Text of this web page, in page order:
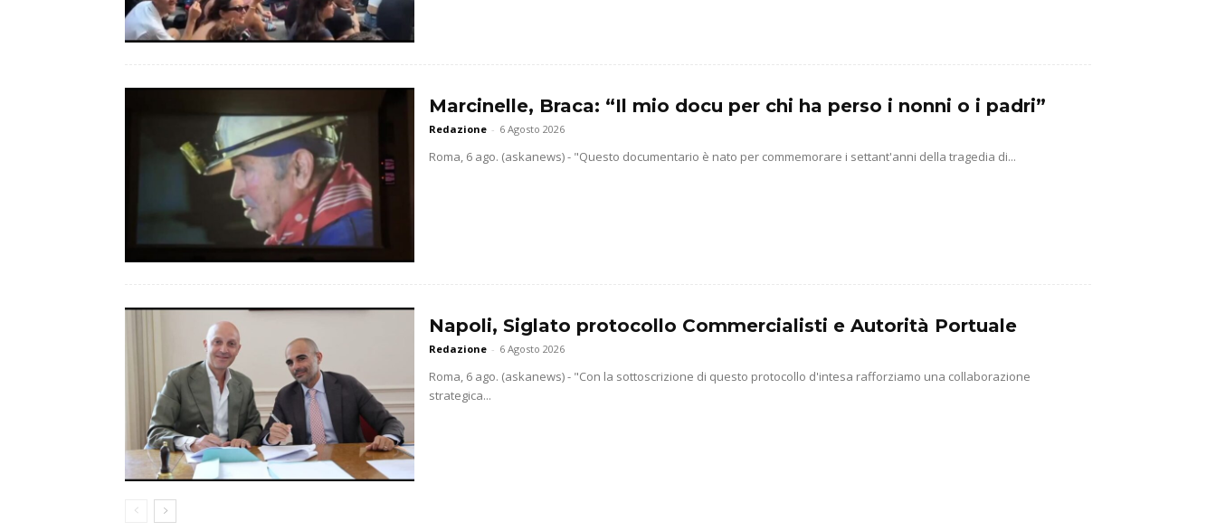
Marcinelle, Braca: “Il mio docu per chi ha perso i nonni o i padri”
Redazione - 6 Agosto 2026
Roma, 6 ago. (askanews) - "Questo documentario è nato per commemorare i settant'anni della tragedia di...
Napoli, Siglato protocollo Commercialisti e Autorità Portuale
Redazione - 6 Agosto 2026
Roma, 6 ago. (askanews) - "Con la sottoscrizione di questo protocollo d'intesa rafforziamo una collaborazione
strategica...